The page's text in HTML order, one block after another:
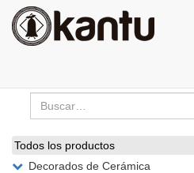
Todos los productos
Decorados de Cerámica